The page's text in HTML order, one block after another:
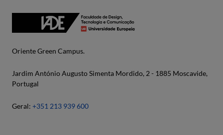
Oriente Green Campus.
Jardim António Augusto Simenta Mordido, 2 - 1885 Moscavide,
Portugal
Geral: +351 213 939 600